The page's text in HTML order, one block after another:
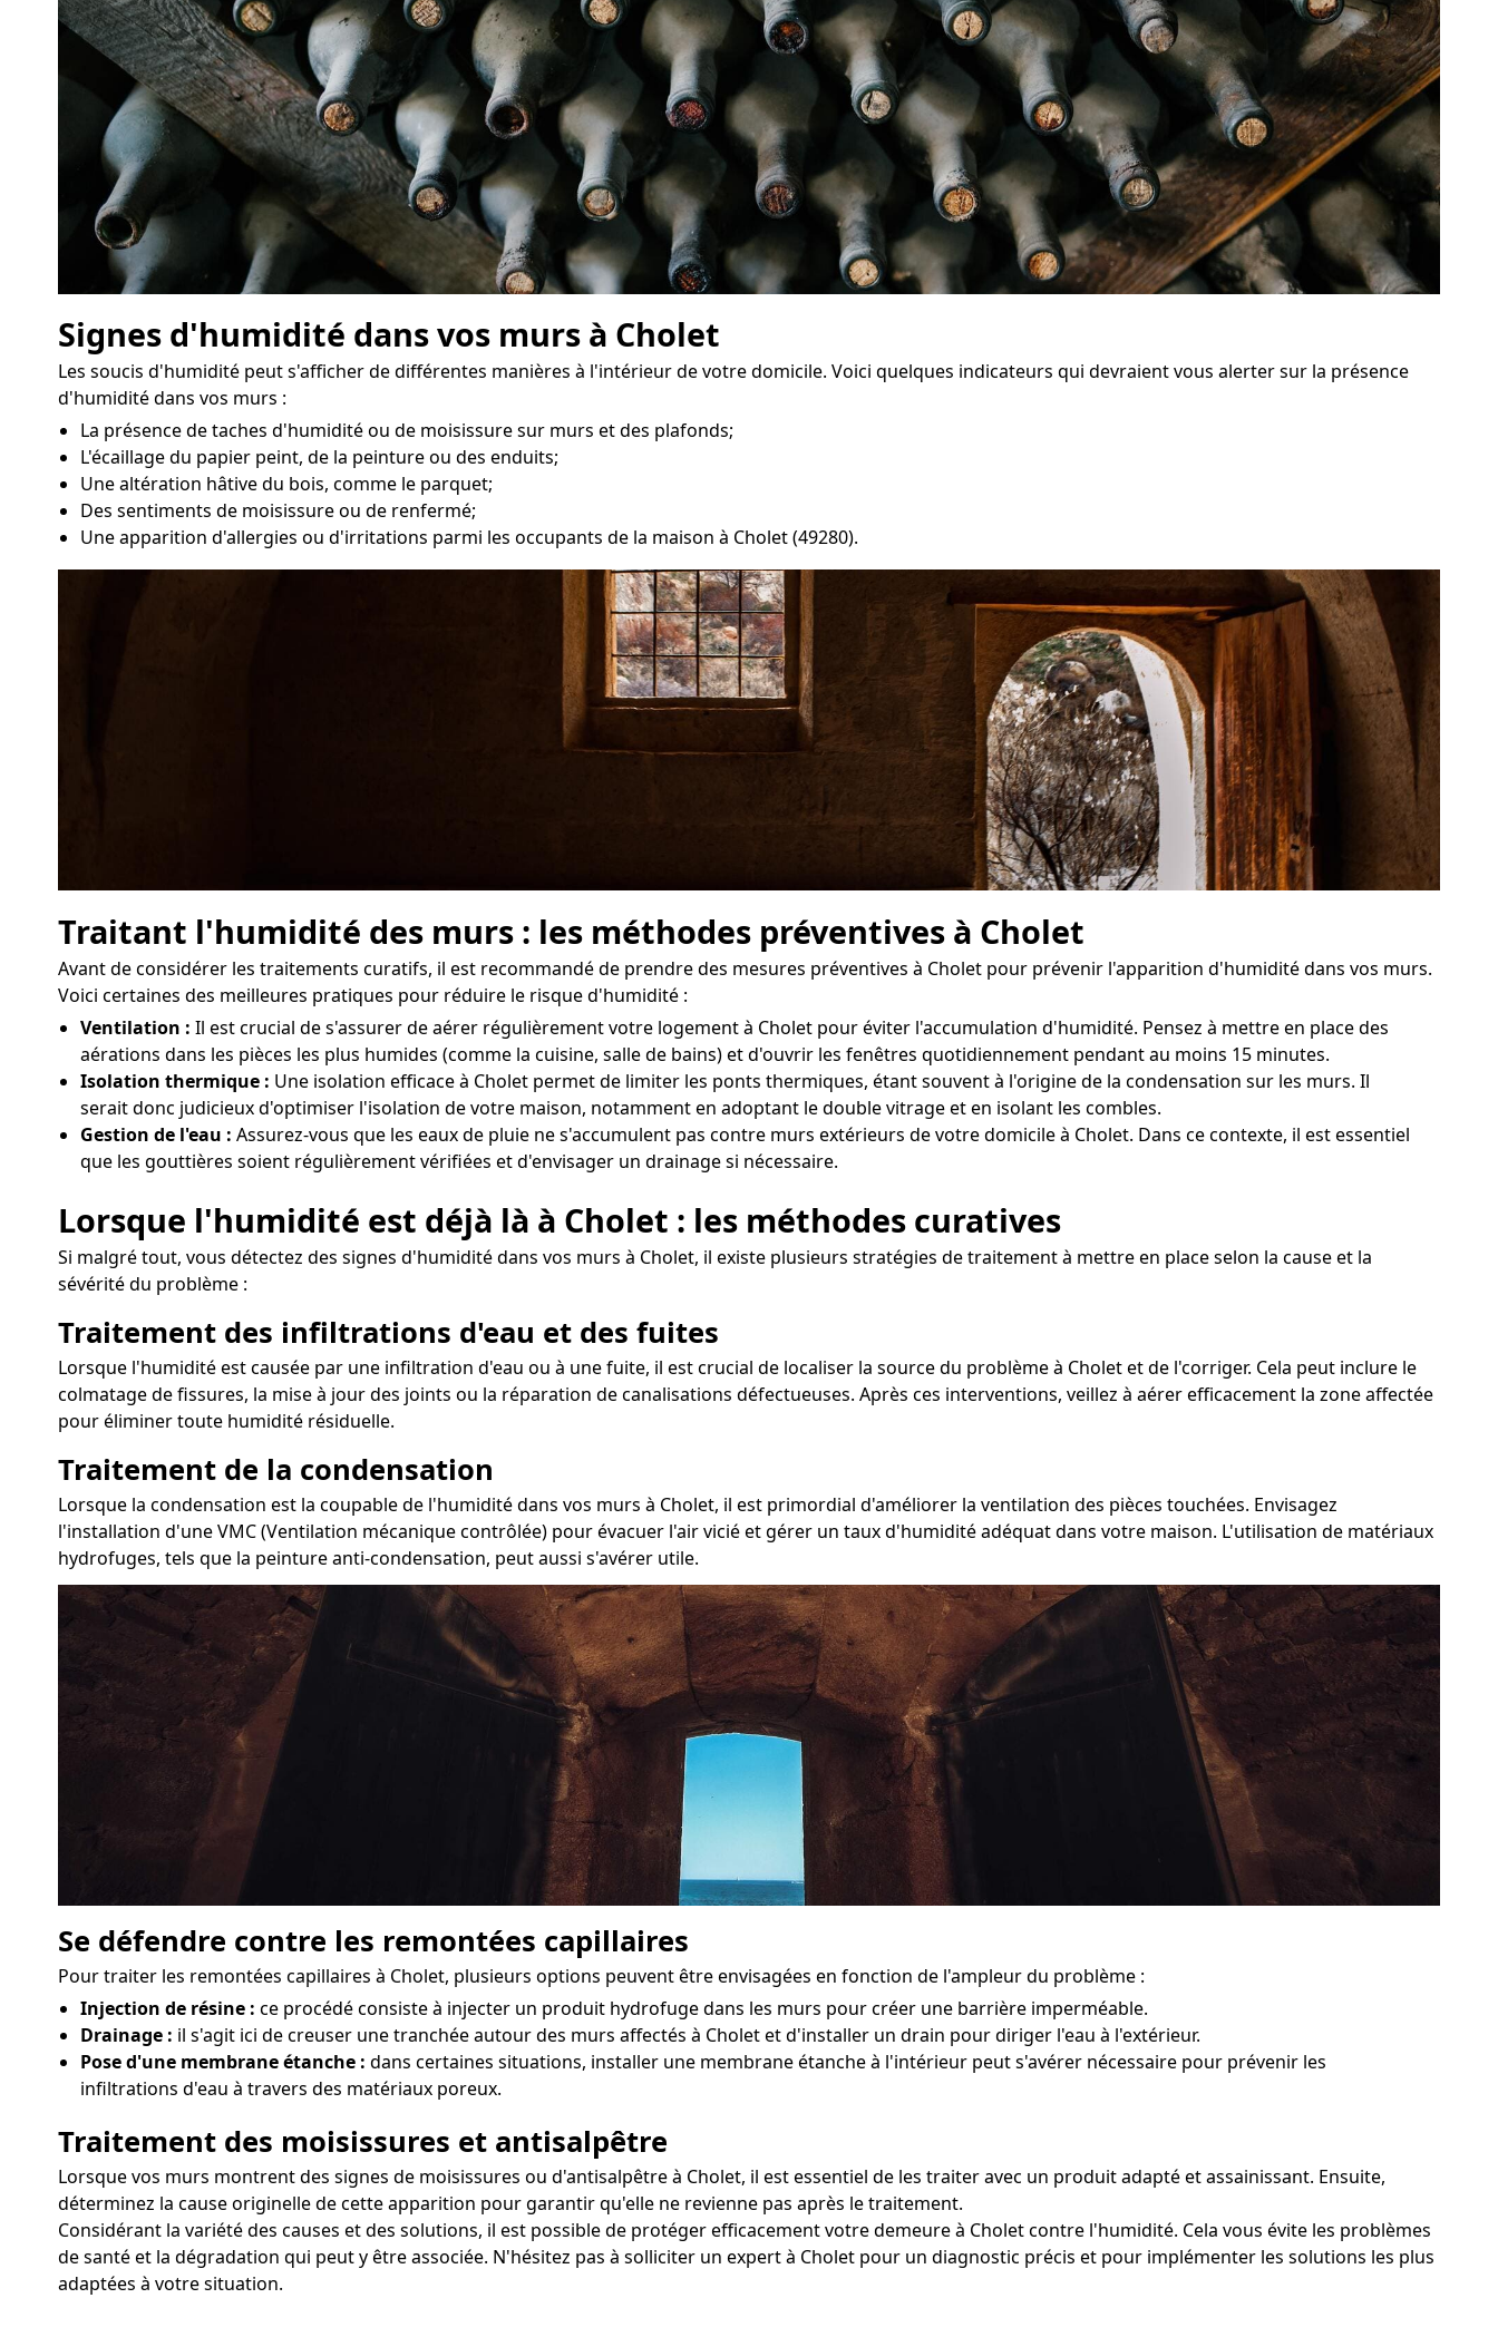
Signes d'humidité dans vos murs à Cholet
Les soucis d'humidité peut s'afficher de différentes manières à l'intérieur de votre domicile. Voici quelques indicateurs qui devraient vous alerter sur la présence
d'humidité dans vos murs :
La présence de taches d'humidité ou de moisissure sur murs et des plafonds;
L'écaillage du papier peint, de la peinture ou des enduits;
Une altération hâtive du bois, comme le parquet;
Des sentiments de moisissure ou de renfermé;
Une apparition d'allergies ou d'irritations parmi les occupants de la maison à Cholet (49280).
Traitant l'humidité des murs : les méthodes préventives à Cholet
Avant de considérer les traitements curatifs, il est recommandé de prendre des mesures préventives à Cholet pour prévenir l'apparition d'humidité dans vos murs.
Voici certaines des meilleures pratiques pour réduire le risque d'humidité :
Ventilation : Il est crucial de s'assurer de aérer régulièrement votre logement à Cholet pour éviter l'accumulation d'humidité. Pensez à mettre en place des
aérations dans les pièces les plus humides (comme la cuisine, salle de bains) et d'ouvrir les fenêtres quotidiennement pendant au moins 15 minutes.
Isolation thermique : Une isolation efficace à Cholet permet de limiter les ponts thermiques, étant souvent à l'origine de la condensation sur les murs. Il
serait donc judicieux d'optimiser l'isolation de votre maison, notamment en adoptant le double vitrage et en isolant les combles.
Gestion de l'eau : Assurez-vous que les eaux de pluie ne s'accumulent pas contre murs extérieurs de votre domicile à Cholet. Dans ce contexte, il est essentiel
que les gouttières soient régulièrement vérifiées et d'envisager un drainage si nécessaire.
Lorsque l'humidité est déjà là à Cholet : les méthodes curatives
Si malgré tout, vous détectez des signes d'humidité dans vos murs à Cholet, il existe plusieurs stratégies de traitement à mettre en place selon la cause et la
sévérité du problème :
Traitement des infiltrations d'eau et des fuites
Lorsque l'humidité est causée par une infiltration d'eau ou à une fuite, il est crucial de localiser la source du problème à Cholet et de l'corriger. Cela peut inclure le
colmatage de fissures, la mise à jour des joints ou la réparation de canalisations défectueuses. Après ces interventions, veillez à aérer efficacement la zone affectée
pour éliminer toute humidité résiduelle.
Traitement de la condensation
Lorsque la condensation est la coupable de l'humidité dans vos murs à Cholet, il est primordial d'améliorer la ventilation des pièces touchées. Envisagez
l'installation d'une VMC (Ventilation mécanique contrôlée) pour évacuer l'air vicié et gérer un taux d'humidité adéquat dans votre maison. L'utilisation de matériaux
hydrofuges, tels que la peinture anti-condensation, peut aussi s'avérer utile.
Se défendre contre les remontées capillaires
Pour traiter les remontées capillaires à Cholet, plusieurs options peuvent être envisagées en fonction de l'ampleur du problème :
Injection de résine : ce procédé consiste à injecter un produit hydrofuge dans les murs pour créer une barrière imperméable.
Drainage : il s'agit ici de creuser une tranchée autour des murs affectés à Cholet et d'installer un drain pour diriger l'eau à l'extérieur.
Pose d'une membrane étanche : dans certaines situations, installer une membrane étanche à l'intérieur peut s'avérer nécessaire pour prévenir les
infiltrations d'eau à travers des matériaux poreux.
Traitement des moisissures et antisalpêtre
Lorsque vos murs montrent des signes de moisissures ou d'antisalpêtre à Cholet, il est essentiel de les traiter avec un produit adapté et assainissant. Ensuite,
déterminez la cause originelle de cette apparition pour garantir qu'elle ne revienne pas après le traitement.
Considérant la variété des causes et des solutions, il est possible de protéger efficacement votre demeure à Cholet contre l'humidité. Cela vous évite les problèmes
de santé et la dégradation qui peut y être associée. N'hésitez pas à solliciter un expert à Cholet pour un diagnostic précis et pour implémenter les solutions les plus
adaptées à votre situation.